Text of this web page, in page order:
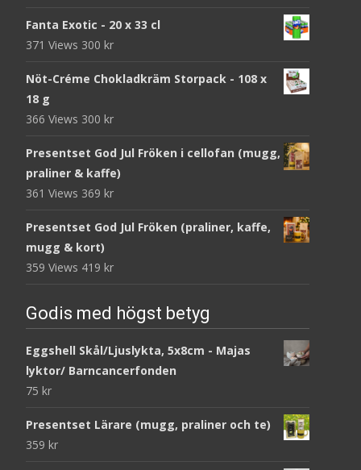
Fanta Exotic - 20 x 33 cl
371 Views 300 kr
Nöt-Créme Chokladkräm Storpack - 108 x
18 g
366 Views 300 kr
Presentset God Jul Fröken i cellofan (mugg,
praliner & kaffe)
361 Views 369 kr
Presentset God Jul Fröken (praliner, kaffe,
mugg & kort)
359 Views 419 kr
Godis med högst betyg
Eggshell Skål/Ljuslykta, 5x8cm - Majas
lyktor/ Barncancerfonden
75 kr
Presentset Lärare (mugg, praliner och te)
359 kr